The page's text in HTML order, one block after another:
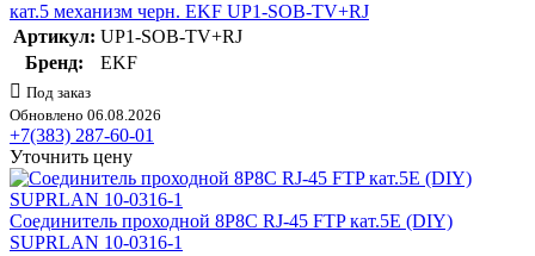
кат.5 механизм черн. EKF UP1-SOB-TV+RJ
Артикул: UP1-SOB-TV+RJ
Бренд:
EKF
Под заказ
Обновлено 06.08.2026
+7(383) 287-60-01
Уточнить цену
Соединитель проходной 8P8C RJ-45 FTP кат.5E (DIY)
SUPRLAN 10-0316-1